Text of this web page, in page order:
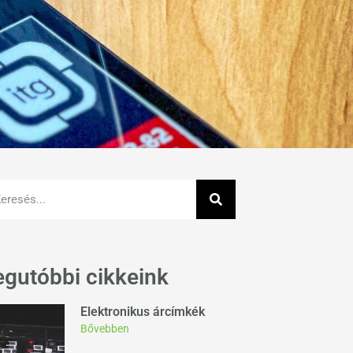
cikkeink
Elektronikus árcímkék
Bővebben